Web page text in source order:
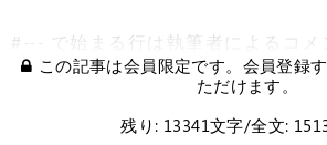
#--- で始まる行は執筆者によるコメ
この記事は会員限定です。会員登録
ただけます。
残り: 13341文字/全文: